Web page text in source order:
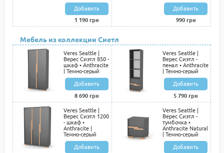
Добавить
1 190 грн
Добавить
990 грн
Мебель из коллекции Сиетл
Veres Seattle |
Верес Сиэтл 850 -
шкаф • Anthracite
| Темно-серый
Добавить
8 690 грн
Veres Seattle |
Верес Сиэтл -
пенал • Anthracite
| Темно-серый
Добавить
5 790 грн
Veres Seattle |
Верес Сиэтл 1200
- шкаф •
Anthracite |
Темно-серый
Добавить
Veres Seattle |
Верес Сиэтл -
тумбочка •
Anthracite Natural
| Темно-серый
Добавить